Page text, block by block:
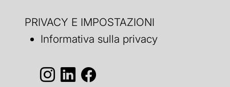
PRIVACY E IMPOSTAZIONI
Informativa sulla privacy